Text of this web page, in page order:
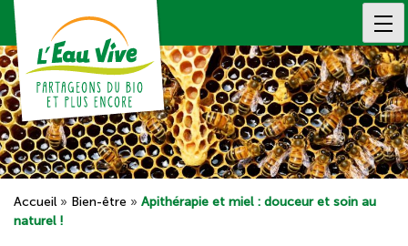
Skip
content
Accueil » Bien-être » Apithérapie et miel : douceur et soin au
naturel !